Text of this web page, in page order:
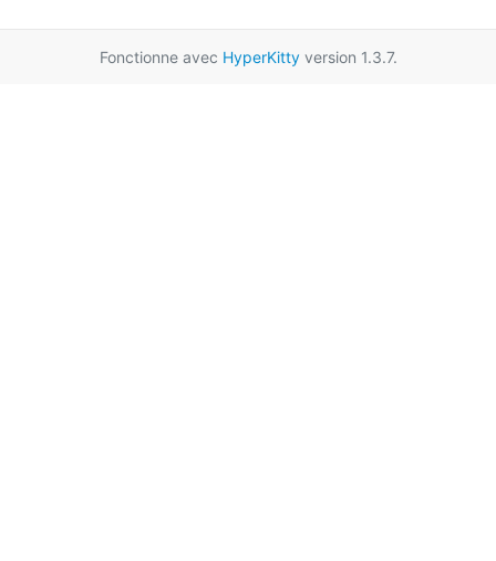
Fonctionne avec HyperKittyversion 1.3.7.